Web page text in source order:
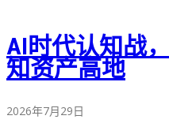
AI时代认知战
知资产高地
2026年7月29日